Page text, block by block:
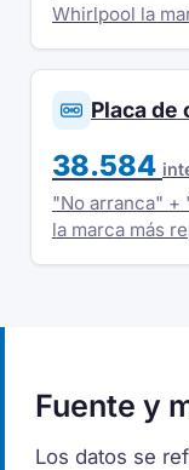
Whirlpool la
Placa de
38.584
"No arranca"
la marca más
Fuente y
Los datos se